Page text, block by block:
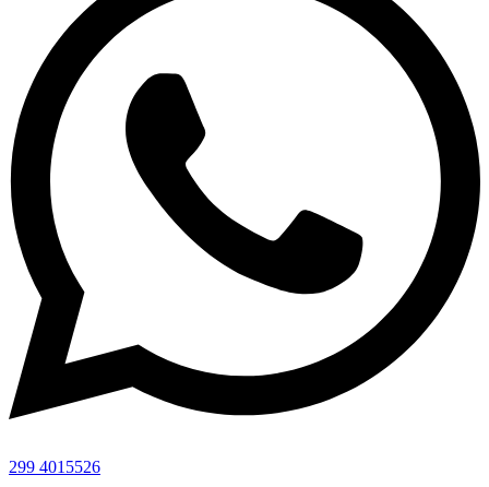
299 4015526